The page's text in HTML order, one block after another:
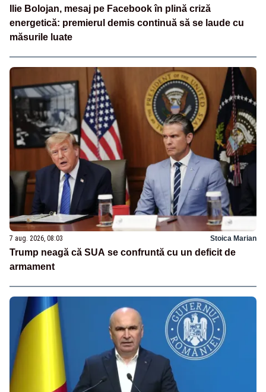
Ilie Bolojan, mesaj pe Facebook în plină criză
energetică: premierul demis continuă să se laude cu
măsurile luate
7 aug. 2026, 08:03 Stoica Marian
Trump neagă că SUA se confruntă cu un deficit de
armament